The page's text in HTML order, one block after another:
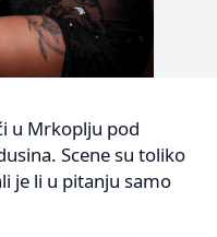
u Mrkoplju pod
Scene su toliko
je li u pitanju samo